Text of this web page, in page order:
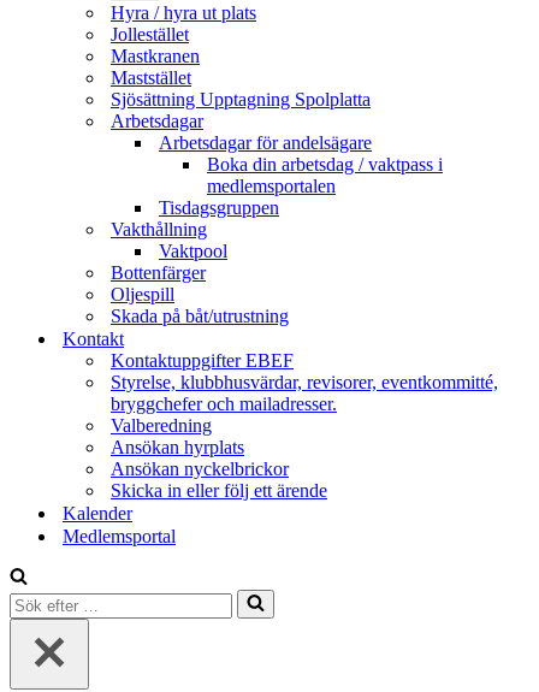
Hyra / hyra ut plats
Jollestället
Mastkranen
Maststället
Sjösättning Upptagning Spolplatta
Arbetsdagar
Arbetsdagar för andelsägare
Boka din arbetsdag / vaktpass i
medlemsportalen
Tisdagsgruppen
Vakthållning
Vaktpool
Bottenfärger
Oljespill
Skada på båt/utrustning
Kontakt
Kontaktuppgifter EBEF
Styrelse, klubbhusvärdar, revisorer, eventkommitté,
bryggchefer och mailadresser.
Valberedning
Ansökan hyrplats
Ansökan nyckelbrickor
Skicka in eller följ ett ärende
Kalender
Medlemsportal
Sök
efter